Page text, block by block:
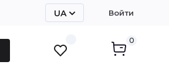
UA Войти
0